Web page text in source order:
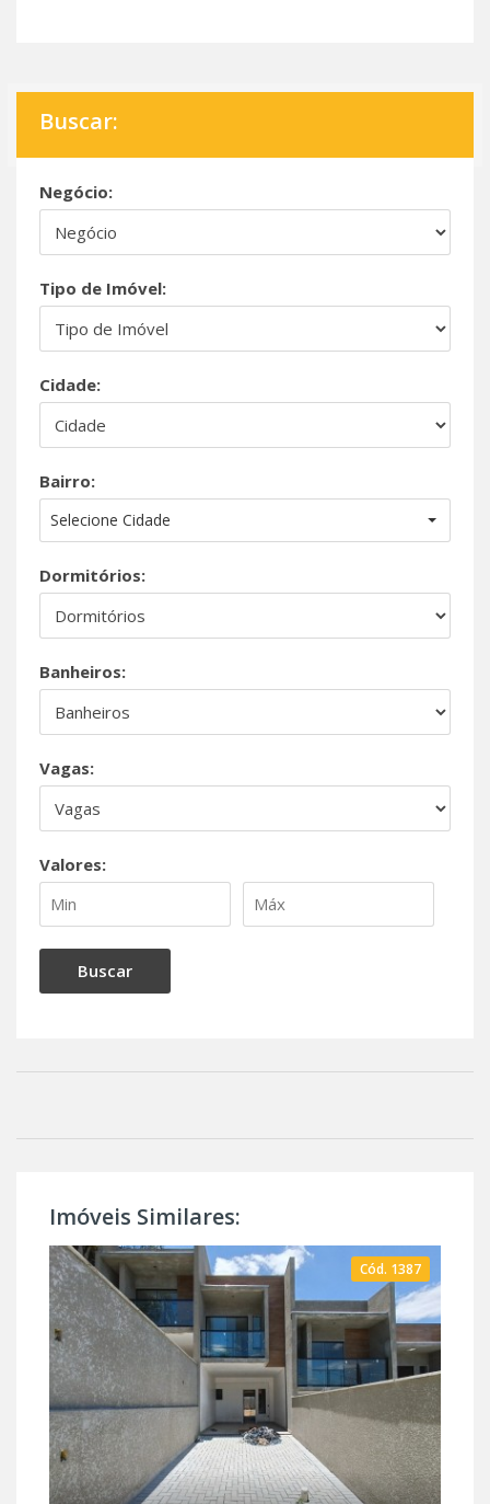
Buscar:
Negócio:
Tipo de Imóvel:
Cidade:
Bairro:
Selecione Cidade
Dormitórios:
Banheiros:
Vagas:
Valores:
Imóveis Similares:
Cód. 1387